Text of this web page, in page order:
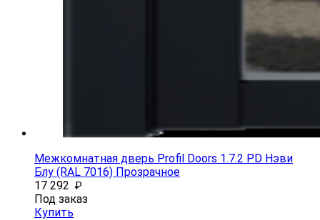
Межкомнатная дверь Profil Doors 1.7.2 PD Нэви
Блу (RAL 7016) Прозрачное
17 292 ₽
Под заказ
Купить